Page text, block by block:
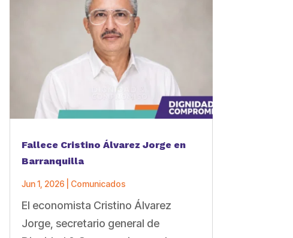
Fallece Cristino Álvarez Jorge en
Barranquilla
Jun 1, 2026 Comunicados
El economista Cristino Álvarez
Jorge, secretario general de